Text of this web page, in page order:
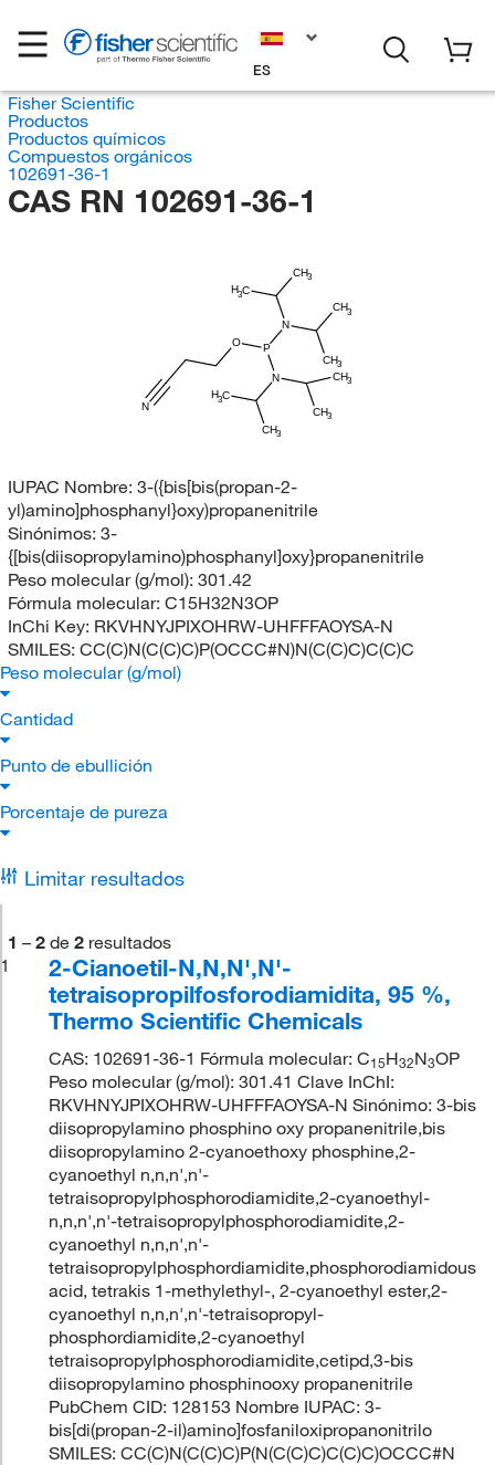
ES
Fisher Scientific
Productos
Productos químicos
Compuestos orgánicos
102691-36-1
CAS RN 102691-36-1
CH3
CH3
N
H3C
CH3
P
O
N
N
CH3
H3C
CH3
CH3
IUPAC Nombre: 3-({bis[bis(propan-2-
yl)amino]phosphanyl}oxy)propanenitrile
Sinónimos: 3-
{[bis(diisopropylamino)phosphanyl]oxy}propanenitrile
Peso molecular (g/mol): 301.42
Fórmula molecular: C15H32N3OP
InChi Key: RKVHNYJPIXOHRW-UHFFFAOYSA-N
SMILES: CC(C)N(C(C)C)P(OCCC#N)N(C(C)C)C(C)C
Peso molecular (g/mol)
Cantidad
Punto de ebullición
Porcentaje de pureza
Limitar resultados
1 – 2 de 2 resultados
1
2-Cianoetil-N,N,N',N'-
tetraisopropilfosforodiamidita, 95 %,
Thermo Scientific Chemicals
CAS: 102691-36-1 Fórmula molecular: C15H32N3OP
Peso molecular (g/mol): 301.41 Clave InChI:
RKVHNYJPIXOHRW-UHFFFAOYSA-N Sinónimo: 3-bis
diisopropylamino phosphino oxy propanenitrile,bis
diisopropylamino 2-cyanoethoxy phosphine,2-
cyanoethyl n,n,n',n'-
tetraisopropylphosphorodiamidite,2-cyanoethyl-
n,n,n',n'-tetraisopropylphosphorodiamidite,2-
cyanoethyl n,n,n',n'-
tetraisopropylphosphordiamidite,phosphorodiamidous
acid, tetrakis 1-methylethyl-, 2-cyanoethyl ester,2-
cyanoethyl n,n,n',n'-tetraisopropyl-
phosphordiamidite,2-cyanoethyl
tetraisopropylphosphorodiamidite,cetipd,3-bis
diisopropylamino phosphinooxy propanenitrile
PubChem CID: 128153 Nombre IUPAC: 3-
bis[di(propan-2-il)amino]fosfaniloxipropanonitrilo
SMILES: CC(C)N(C(C)C)P(N(C(C)C)C(C)C)OCCC#N